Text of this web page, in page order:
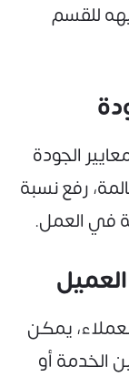
للقسم
الجودة
رفع نسبة
في العمل.
يمكن
الخدمة أو